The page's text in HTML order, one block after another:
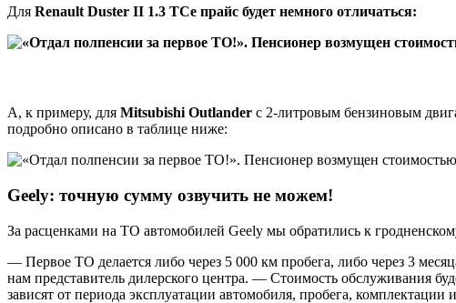
Для Renault Duster II 1.3 TCe прайс будет немного отличаться:
А, к примеру, для Mitsubishi Outlander с 2-литровым бензиновым
подробно описано в таблице ниже:
Geely: точную сумму озвучить не можем!
За расценками на ТО автомобилей Geely мы обратились к
— Первое ТО делается либо через 5 000 км пробега, либо через 3
нам представитель дилерского центра. — Стоимость обслуживания
зависят от периода эксплуатации автомобиля, пробега, комплектации